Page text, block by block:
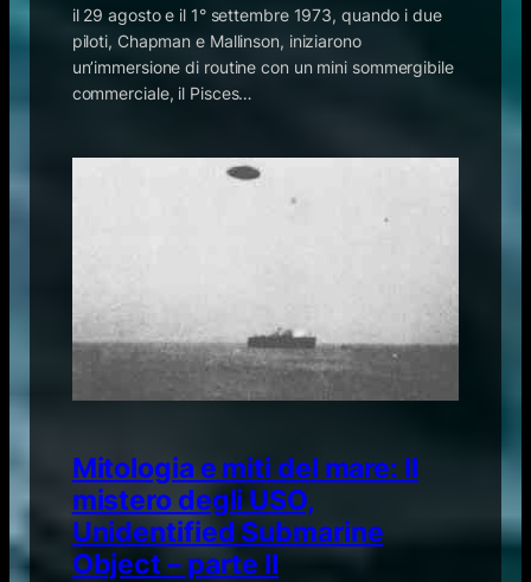
il 29 agosto e il 1° settembre 1973, quando i due
piloti, Chapman e Mallinson, iniziarono
un’immersione di routine con un mini sommergibile
commerciale, il Pisces…
Mitologia e miti del mare: Il
mistero degli USO,
Unidentified Submarine
Object – parte II